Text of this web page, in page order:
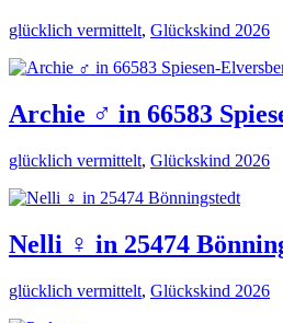
glücklich vermittelt, Glückskind 2026
Archie ♂️ in 66583
glücklich vermittelt, Glückskind 2026
Nelli ♀️ in 25474
glücklich vermittelt, Glückskind 2026